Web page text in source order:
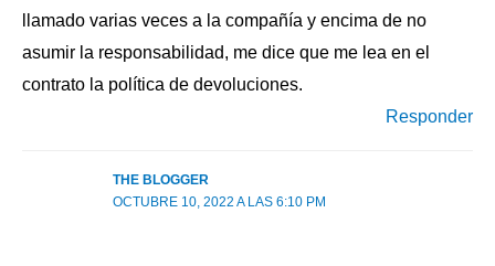
llamado varias veces a la compañía y encima de no
asumir la responsabilidad, me dice que me lea en el
contrato la política de devoluciones.
Responder
THE BLOGGER
OCTUBRE 10, 2022 A LAS 6:10 PM